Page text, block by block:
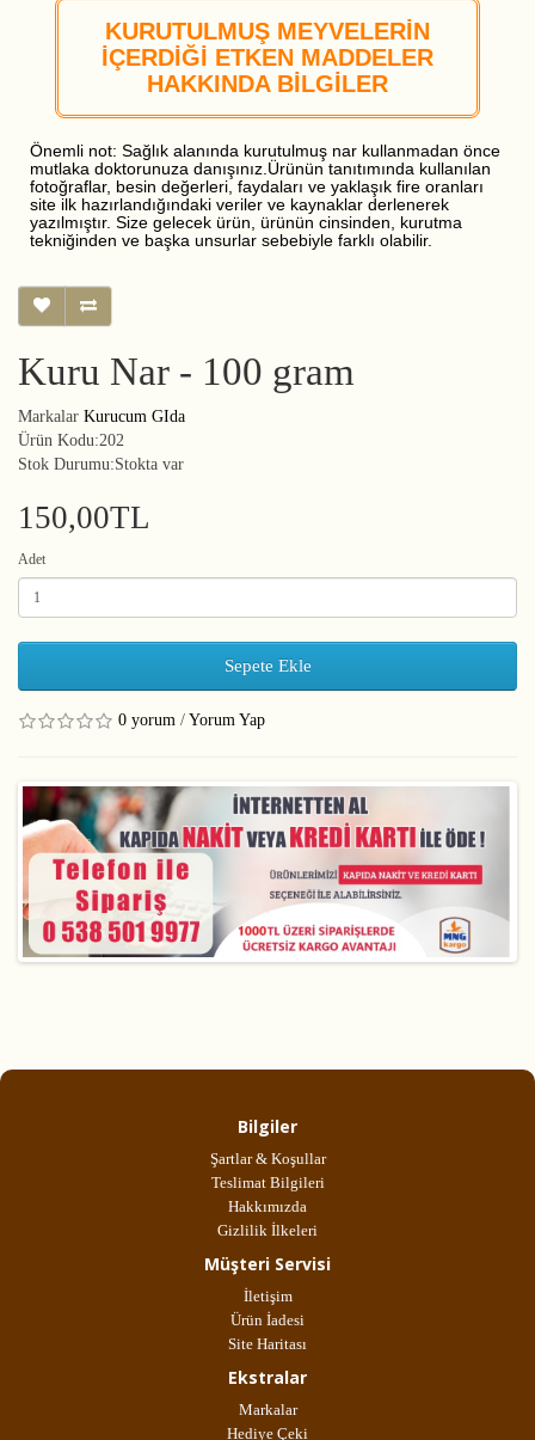
KURUTULMUŞ MEYVELERİN
İÇERDİĞİ ETKEN MADDELER
HAKKINDA BİLGİLER
Önemli not: Sağlık alanında kurutulmuş nar kullanmadan önce
mutlaka doktorunuza danışınız.Ürünün tanıtımında kullanılan
fotoğraflar, besin değerleri, faydaları ve yaklaşık fire oranları
site ilk hazırlandığındaki veriler ve kaynaklar derlenerek
yazılmıştır. Size gelecek ürün, ürünün cinsinden, kurutma
tekniğinden ve başka unsurlar sebebiyle farklı olabilir.
Kuru Nar - 100 gram
Markalar Kurucum GIda
Ürün Kodu:202
Stok Durumu:Stokta var
150,00TL
Adet
Sepete Ekle
0 yorum / Yorum Yap
Bilgiler
Şartlar & Koşullar
Teslimat Bilgileri
Hakkımızda
Gizlilik İlkeleri
Müşteri Servisi
İletişim
Ürün İadesi
Site Haritası
Ekstralar
Markalar
Hediye Çeki